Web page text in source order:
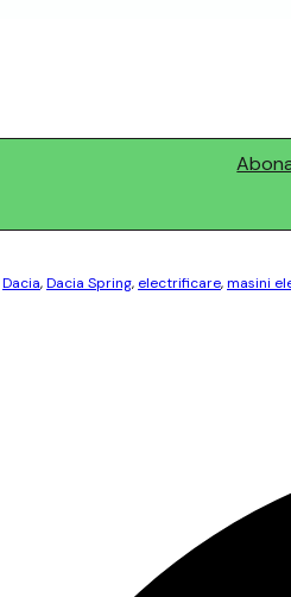
Dacia,Dacia Spring, electrificare,masini